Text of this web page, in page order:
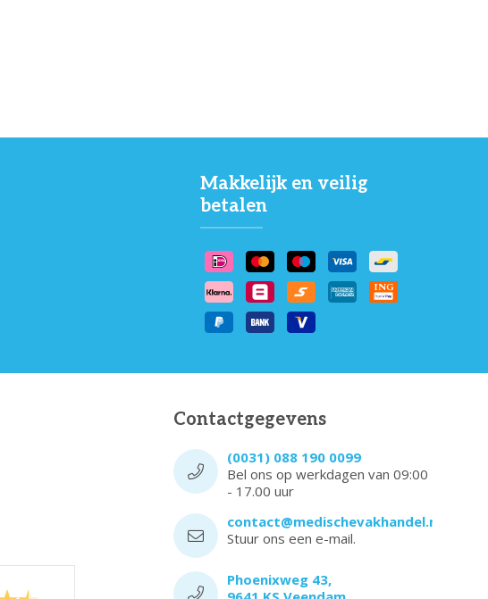
Makkelijk en veilig
betalen
Contactgegevens
(0031) 088 190 0099
Bel ons op werkdagen van 09:00
- 17.00 uur
contact@medischevakhandel.nl
Stuur ons een e-mail.
Phoenixweg 43,